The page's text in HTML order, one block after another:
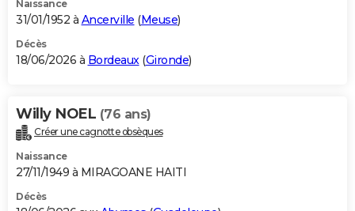
Naissance
31/01/1952 à Ancerville (Meuse)
Décès
18/06/2026 à Bordeaux(Gironde)
Willy NOEL (76 ans)
Créer une cagnotte obsèques
Naissance
27/11/1949 à MIRAGOANE HAITI
Décès